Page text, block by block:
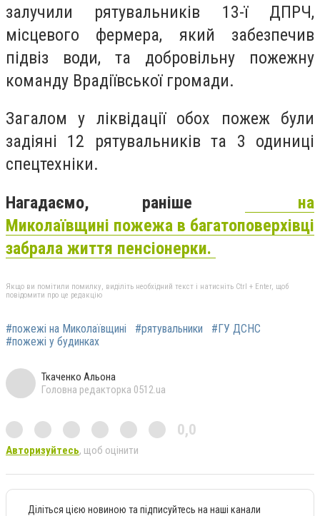
залучили рятувальників 13-ї ДПРЧ,
місцевого фермера, який забезпечив
підвіз води, та добровільну пожежну
команду Врадіївської громади.
Загалом у ліквідації обох пожеж були
задіяні 12 рятувальників та 3 одиниці
спецтехніки.
Нагадаємо, раніше
на
Миколаївщині пожежа в багатоповерхівці
забрала життя пенсіонерки.
Якщо ви помітили помилку, виділіть необхідний текст і натисніть Ctrl + Enter, щоб
повідомити про це редакцію
#пожежі на Миколаївщині #рятувальники
#ГУ ДСНС
#пожежі у будинках
Ткаченко Альона
Головна редакторка 0512.ua
0,0
Авторизуйтесь, щоб оцінити
Діліться цією новиною та підписуйтесь на наші канали